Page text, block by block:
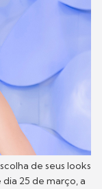
de seus looks
25 de março, a